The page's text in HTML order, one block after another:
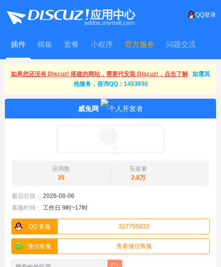
QQ登录
插件 模板 套餐 小程序 官方服务 问题交流
WitFrame
如果您还没有 Discuz! 搭建的网站，需要代安装 Discuz!，点击了解
如需其
他服务，咨询QQ：1453650
威兔网
应用数
35
安装量
2.8万
最后在线： 2026-08-06
客服时间： 工作日 9时~17时
QQ 客服 327755832
微信客服 查看微信客服